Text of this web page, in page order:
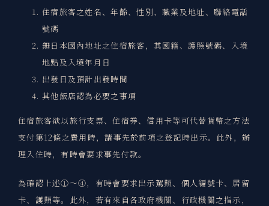
住宿旅客之姓名、年齡、性別、職業及地址、聯絡電話
號碼
無日本國內地址之住宿旅客，其國籍、護照號碼、入境
地點及入境年月日
出發日及預計出發時間
其他飯店認為必要之事項
住宿旅客欲以旅行支票、住宿券、信用卡等可代替貨幣之方法
支付第12條之費用時，請事先於前項之登記時出示。此外，辦
理入住時，有時會要求事先付款。
為確認上述①～④，有時會要求出示駕照、個人編號卡、居留
卡、護照等。此外，若有來自各政府機關、行政機關之指示，